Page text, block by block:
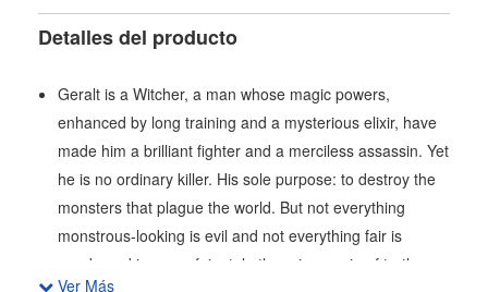
Detalles del producto
Geralt is a Witcher, a man whose magic powers,
enhanced by long training and a mysterious elixir, have
made him a brilliant fighter and a merciless assassin. Yet
he is no ordinary killer. His sole purpose: to destroy the
monsters that plague the world. But not everything
monstrous-looking is evil and not everything fair is
good...and in every fairy tale there is a grain of truth.
Ver Más